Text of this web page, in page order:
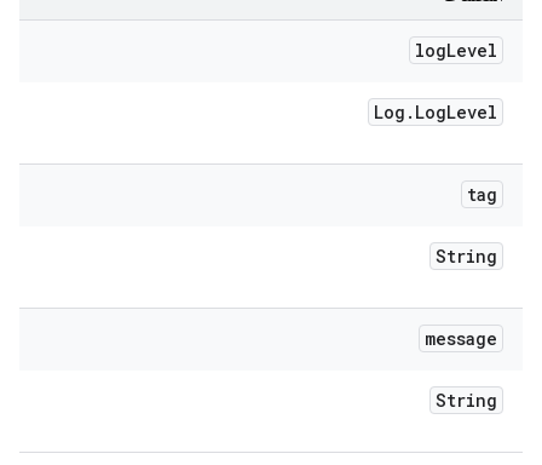
logLevel
Log . LogLevel
tag
String
message
String